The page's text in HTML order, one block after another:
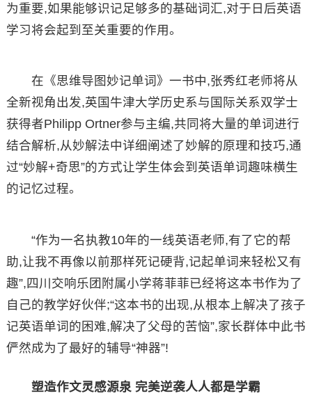
为重要,如果能够识记足够多的基础词汇,对于日后英语
学习将会起到至关重要的作用。
在《思维导图妙记单词》一书中,张秀红老师将从
全新视角出发,英国牛津大学历史系与国际关系双学士
获得者Philipp Ortner参与主编,共同将大量的单词进行
结合解析,从妙解法中详细阐述了妙解的原理和技巧,通
过“妙解+奇思”的方式让学生体会到英语单词趣味横生
的记忆过程。
“作为一名执教10年的一线英语老师,有了它的帮
助,让我不再像以前那样死记硬背,记起单词来轻松又有
趣”,四川交响乐团附属小学蒋菲菲已经将这本书作为了
自己的教学好伙伴;“这本书的出现,从根本上解决了孩子
记英语单词的困难,解决了父母的苦恼”,家长群体中此书
俨然成为了最好的辅导“神器”!
塑造作文灵感源泉 完美逆袭人人都是学霸